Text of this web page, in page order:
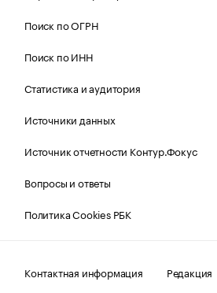
Поиск по ОГРН
Поиск по ИНН
Статистика и аудитория
Источники данных
Источник отчетности Контур.Фокус
Вопросы и ответы
Политика Cookies РБК
Контактная информация Редакция